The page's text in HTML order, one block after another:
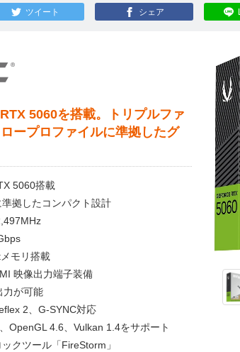
ツイート シェア
5060を搭載。トリプルファ
ープロファイルに準拠したグ
5060搭載
拠したコンパクト設計
モリ搭載
映像出力端子装備
力が可能
2、G-SYNC対応
OpenGL 4.6、Vulkan 1.4をサポート
クツール「FireStorm」